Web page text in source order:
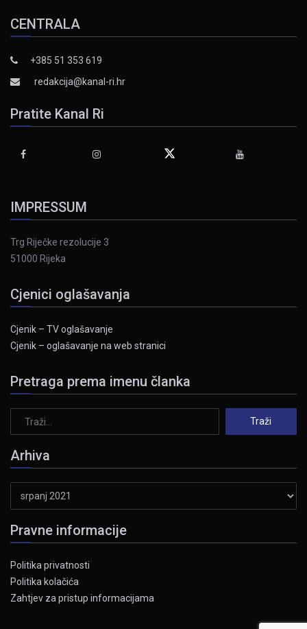
CENTRALA
+385 51 353 619
redakcija@kanal-ri.hr
Pratite Kanal Ri
IMPRESSUM
Trg Riječke rezolucije 3
51000 Rijeka
Cjenici oglašavanja
Cjenik – TV oglašavanje
Cjenik – oglašavanje na web stranici
Pretraga prema imenu članka
Arhiva
Pravne informacije
Politika privatnosti
Politika kolačića
Zahtjev za pristup informacijama